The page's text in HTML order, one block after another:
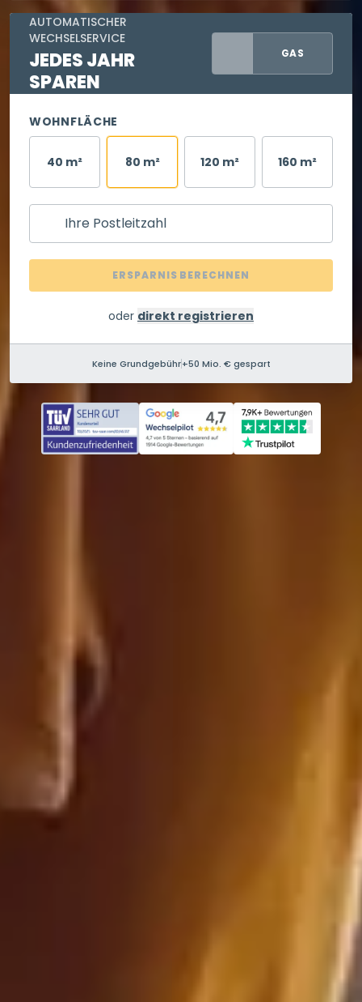
AUTOMATISCHER
WECHSELSERVICE
JEDES JAHR
SPAREN
GAS
WOHNFLÄCHE
40 m² 80 m² 120 m² 160 m²
Ihre Postleitzahl
ERSPARNIS BERECHNEN
oder direkt registrieren
Keine Grundgebühr+50 Mio. € gespart